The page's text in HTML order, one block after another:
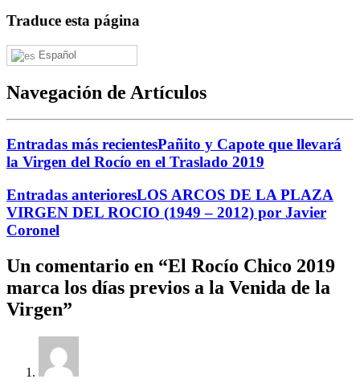
Traduce esta página
Español
Navegación de Artículos
Entradas más recientesPañito y Capote que llevará
la Virgen del Rocío en el Traslado 2019
Entradas anterioresLOS ARCOS DE LA PLAZA
VIRGEN DEL ROCIO (1949 – 2012) por Javier
Coronel
Un comentario en “El Rocío Chico 2019
marca los días previos a la Venida de la
Virgen”